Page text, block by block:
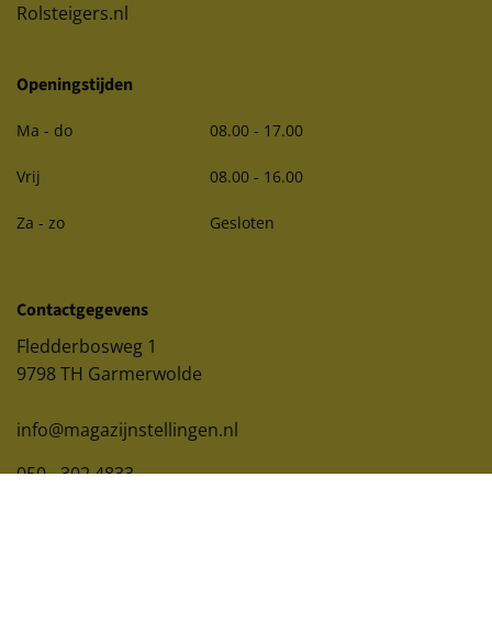
Rolsteigers.nl
Openingstijden
Ma - do 08.00 - 17.00
Vrij 08.00 - 16.00
Za - zo Gesloten
Contactgegevens
Fledderbosweg 1
9798 TH Garmerwolde
info@magazijnstellingen.nl
050 - 302 4833